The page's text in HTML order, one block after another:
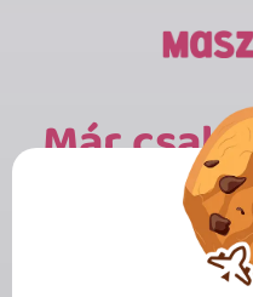
Már csak
Te is
url('https://
Close GDPR Cookie